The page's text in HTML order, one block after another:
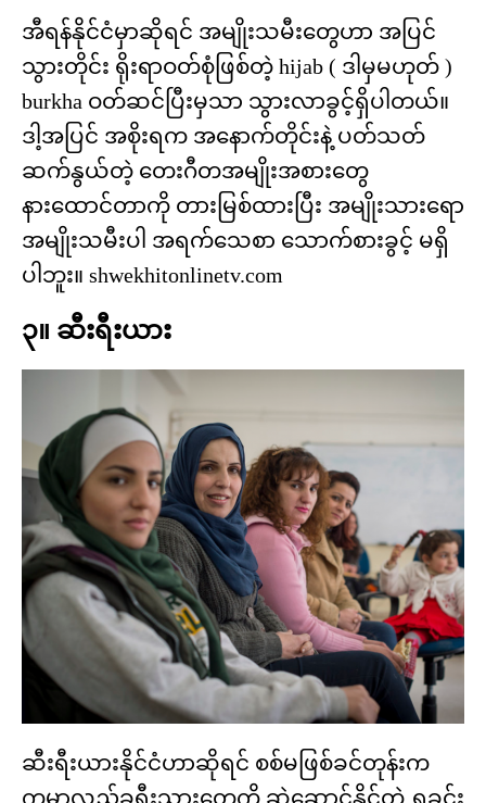
အီရန်နိုင်ငံမှာဆိုရင် အမျိုးသမီးတွေဟာ အပြင်
သွားတိုင်း ရိုးရာဝတ်စုံဖြစ်တဲ့ hijab ( ဒါမှမဟုတ် )
burkha ဝတ်ဆင်ပြီးမှသာ သွားလာခွင့်ရှိပါတယ်။
ဒါ့အပြင် အစိုးရက အနောက်တိုင်းနဲ့ ပတ်သတ်
ဆက်နွယ်တဲ့ တေးဂီတအမျိုးအစားတွေ
နားထောင်တာကို တားမြစ်ထားပြီး အမျိုးသားရော
အမျိုးသမီးပါ အရက်သေစာ သောက်စားခွင့် မရှိ
ပါဘူး။ shwekhitonlinetv.com
၃။ ဆီးရီးယား
ဆီးရီးယားနိုင်ငံဟာဆိုရင် စစ်မဖြစ်ခင်တုန်းက
ကမ္ဘာလှည့်ခရီးသွားတွေကို ဆွဲဆောင်နိုင်တဲ့ ရှုခင်း